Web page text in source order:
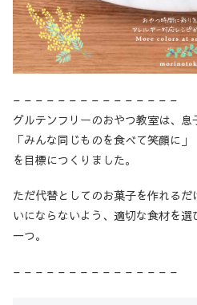
– – – – – – – – – – – – – – –
グルテンフリーのおやつ教室は、
「みんな同じものを食べて笑顔に」
を目標につくりました。
ただ代替としてのお菓子を作れる
いにならないよう、適切な食材を
一つ。
– – – – – – – – – – – – – – –